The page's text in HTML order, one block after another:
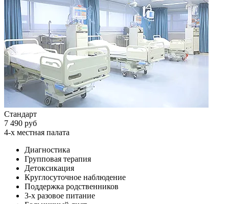
Стандарт
7 490 руб
4-х местная палата
Диагностика
Групповая терапия
Детоксикация
Круглосуточное наблюдение
Поддержка родственников
3-х разовое питание